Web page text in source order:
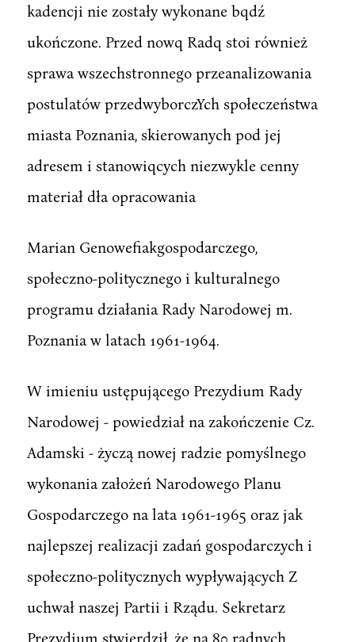
kadencji nie zostały wykonane bqdź
ukończone. Przed nowq Radq stoi również
sprawa wszechstronnego przeanalizowania
postulatów przedwyborczYch społeczeństwa
miasta Poznania, skierowanych pod jej
adresem i stanowiqcych niezwykle cenny
materiał dła opracowania
Marian Genowefiakgospodarczego,
społeczno-politycznego i kulturalnego
programu działania Rady Narodowej m.
Poznania w latach 1961-1964.
W imieniu ustępującego Prezydium Rady
Narodowej - powiedział na zakończenie Cz.
Adamski - życzą nowej radzie pomyślnego
wykonania założeń Narodowego Planu
Gospodarczego na lata 1961-1965 oraz jak
najlepszej realizacji zadań gospodarczych i
społeczno-politycznych wypływających Z
uchwał naszej Partii i Rządu. Sekretarz
Prezydium stwierdził, że na 80 radnych